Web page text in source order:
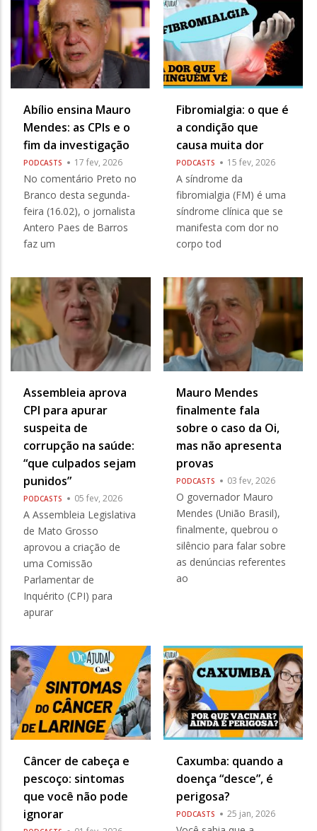
Abílio ensina Mauro
Mendes: as CPIs e o
fim da investigação
PODCASTS 17 fev, 2026
No comentário Preto no
Branco desta segunda-
feira (16.02), o jornalista
Antero Paes de Barros
faz um
Fibromialgia: o que é
a condição que
causa muita dor
PODCASTS 15 fev, 2026
A síndrome da
fibromialgia (FM) é uma
síndrome clínica que se
manifesta com dor no
corpo tod
Assembleia aprova
CPI para apurar
suspeita de
corrupção na saúde:
“que culpados sejam
punidos”
PODCASTS 05 fev, 2026
A Assembleia Legislativa
de Mato Grosso
aprovou a criação de
uma Comissão
Parlamentar de
Inquérito (CPI) para
apurar
Mauro Mendes
finalmente fala
sobre o caso da Oi,
mas não apresenta
provas
PODCASTS 03 fev, 2026
O governador Mauro
Mendes (União Brasil),
finalmente, quebrou o
silêncio para falar sobre
as denúncias referentes
ao
Câncer de cabeça e
pescoço: sintomas
que você não pode
ignorar
Caxumba: quando a
doença “desce”, é
perigosa?
PODCASTS 25 jan, 2026